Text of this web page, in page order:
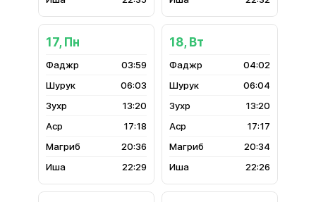
17, Пн
03:59
06:03
13:20
17:18
20:36
22:29
18, Вт
04:02
06:04
13:20
17:17
20:34
22:26